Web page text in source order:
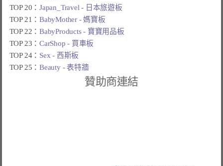
TOP 20：Japan_Travel - 日本旅遊板
TOP 21：BabyMother - 媽寶板
TOP 22：BabyProducts - 寶寶用品板
TOP 23：CarShop - 買車板
TOP 24： Sex - 西斯板
TOP 25：Beauty - 表特牆
贊助商連結